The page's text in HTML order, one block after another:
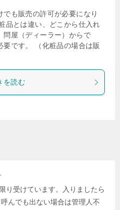
も販売の許可が必要になり
品とは違い、どこから仕入れ
問屋（ディーラー）からで
要です。 （化粧品の場合は販
を読む
り受けています。入りましたら
んでも出ない場合は管理人不